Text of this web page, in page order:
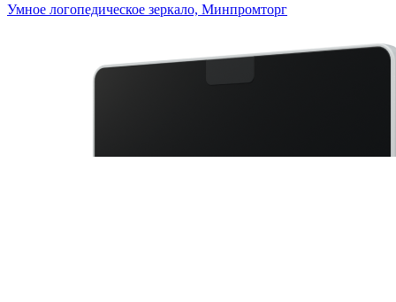
Умное логопедическое зеркало, Минпромторг